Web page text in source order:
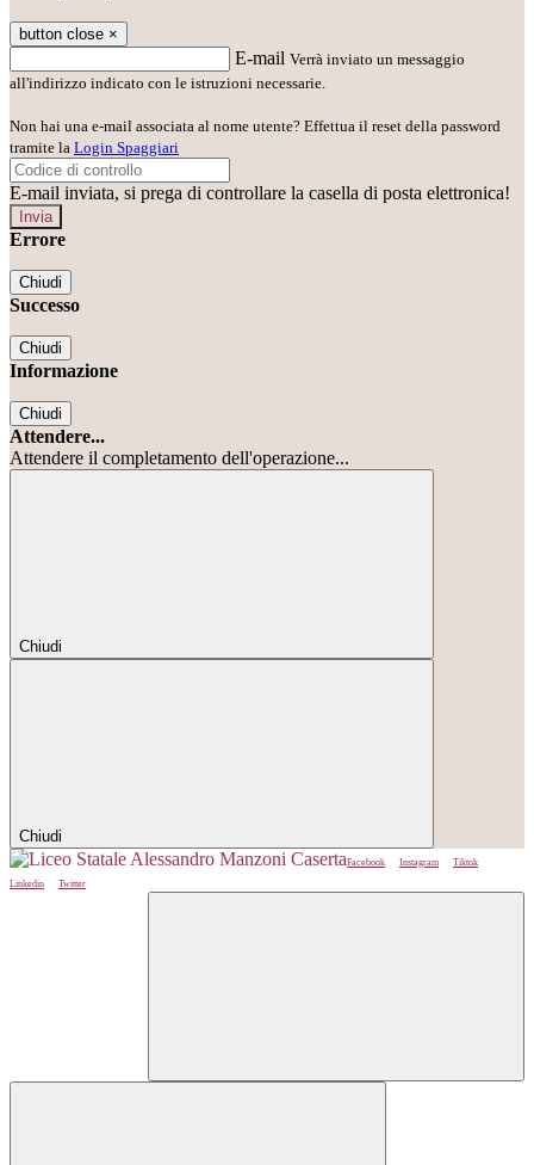
button close ×
E-mail Verrà inviato un messaggio
all'indirizzo indicato con le istruzioni necessarie.
Non hai una e-mail associata al nome utente? Effettua il reset della password
tramite la Login Spaggiari
E-mail inviata, si prega di controllare la casella di posta elettronica!
Errore
Chiudi
Successo
Chiudi
Informazione
Chiudi
Attendere...
Attendere il completamento dell'operazione...
Chiudi
Chiudi
Facebook Instagram
Tiktok
Linkedin
Twitter